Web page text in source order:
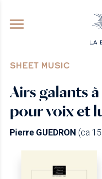
GO TO
SHEET MUSIC
Airs galants
pour voix et
Pierre GUEDRON (ca